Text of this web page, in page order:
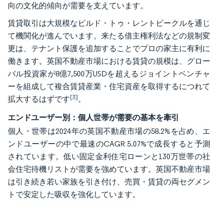
向の文化的傾向が需要を支えています。
賃貸取引は大規模なビルド・トゥ・レントビークルを通じ
て機関化が進んでいます。来たる借主権利法などの規制変
更は、テナント保護を追加することでプロの家主に有利に
働きます。英国不動産市場における賃貸の規模は、グロー
バル投資家が8億7,500万USDを超えるジョイントベンチャ
ーを組成して複合賃貸産業・住宅資産を取得するにつれて
拡大するはずです[3]。
エンドユーザー別：個人世帯が需要の基本を牽引
個人・世帯は2024年の英国不動産市場の58.2%を占め、エ
ンドユーザーの中で最速のCAGR 5.07%で成長すると予測
されています。低い固定金利住宅ローンと130万世帯の社
会住宅待機リストが需要を強めています。英国不動産市場
は引き続き若い家族を引き付け、売買・賃貸の両セグメン
トで安定した吸収を強化しています。